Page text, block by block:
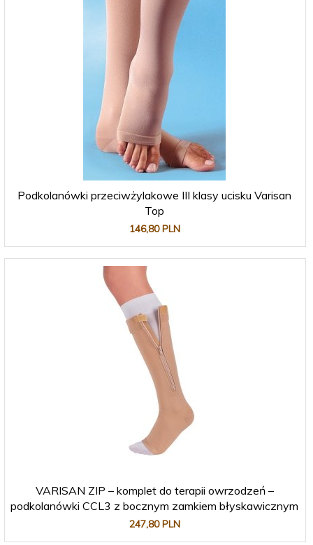
Podkolanówki przeciwżylakowe III klasy ucisku Varisan
Top
146,80 PLN
VARISAN ZIP – komplet do terapii owrzodzeń –
podkolanówki CCL3 z bocznym zamkiem błyskawicznym
247,80 PLN